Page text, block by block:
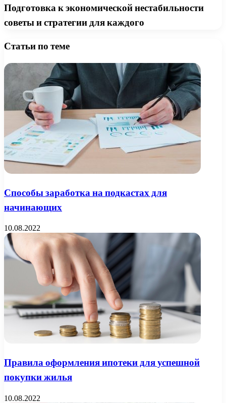
Подготовка к экономической нестабильности
советы и стратегии для каждого
Статьи по теме
Способы заработка на подкастах для
начинающих
10.08.2022
Правила оформления ипотеки для успешной
покупки жилья
10.08.2022